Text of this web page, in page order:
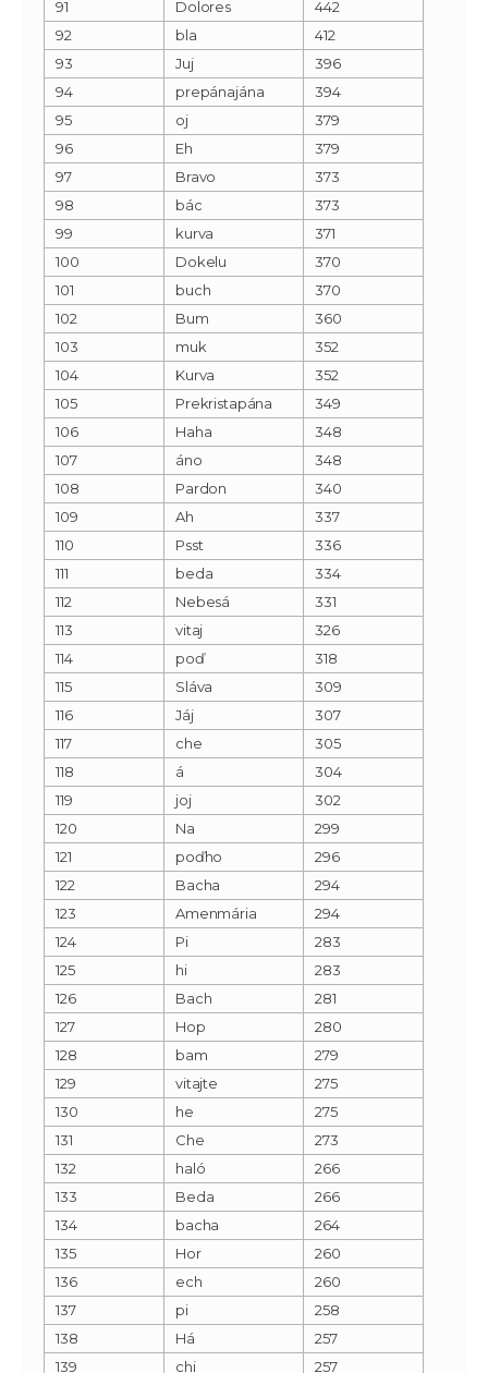
91 Dolores
442
92
bla
412
93
Juj
396
94
prepánajána
394
95
oj
379
96
Eh
379
97
Bravo
373
98
bác
373
99
kurva
371
100
Dokelu
370
101
buch
370
102
Bum
360
103
muk
352
104
Kurva
352
105
Prekristapána
349
106
Haha
348
107
áno
348
108
Pardon
340
109
Ah
337
110
Psst
336
111
beda
334
112
Nebesá
331
113
vitaj
326
114
poď
318
115
Sláva
309
116
Jáj
307
117
che
305
118
á
304
119
joj
302
120
Na
299
121
poďho
296
122
Bacha
294
123
Amenmária
294
124
Pi
283
125
hi
283
126
Bach
281
127
Hop
280
128
bam
279
129
vitajte
275
130
he
275
131
Che
273
132
haló
266
133
Beda
266
134
bacha
264
135
Hor
260
136
ech
260
137
pi
258
138
Há
257
139
chi
257